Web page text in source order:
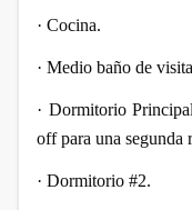
· Cocina.
· Medio baño de
· Dormitorio
off para una segunda
· Dormitorio #2.